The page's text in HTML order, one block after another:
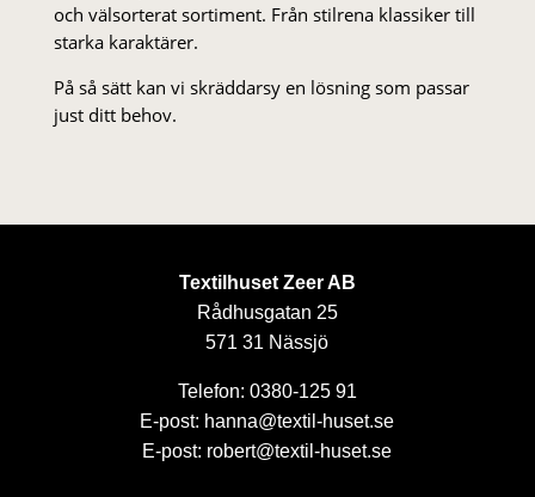
och välsorterat sor­ti­ment. Från stil­rena klas­siker till
starka karaktärer.
På så sätt kan vi skräddarsy en lösning som passar
just ditt behov.
Textilhuset Zeer AB
Rådhusgatan 25
571 31 Nässjö
Telefon: 0380-125 91
E-post: hanna@textil-huset.se
E-post: robert@textil-huset.se